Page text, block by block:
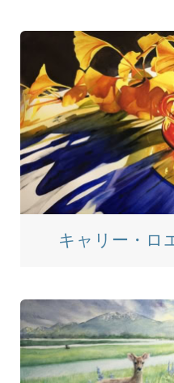
キャリー・ロ